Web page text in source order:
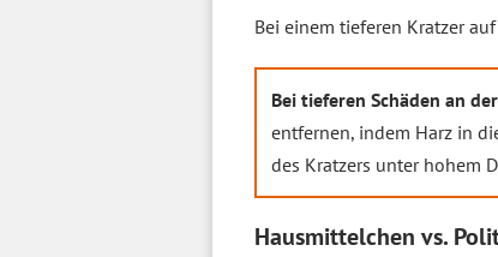
Bei einem tieferen Kratzer
Bei tieferen Schäden an
entfernen, indem Harz in
des Kratzers unter hohem
Hausmittelchen vs.